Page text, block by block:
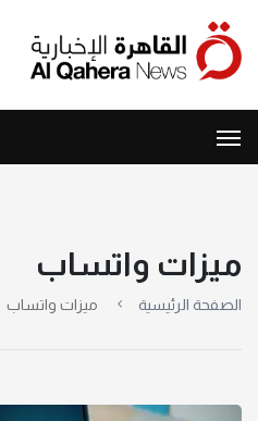
ميزات واتساب
الصفحة الرئيسية ميزات واتساب